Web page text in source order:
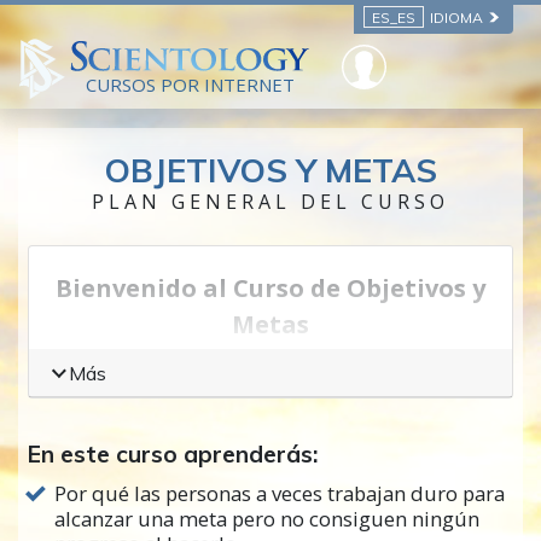
ES_ES IDIOMA
CURSOS POR INTERNET
OBJETIVOS Y METAS
PLAN GENERAL DEL CURSO
Bienvenido al Curso de Objetivos y
Metas
¿Cómo hace una persona que las cosas se
hagan? ¿Cómo hace realidad sus sueños y
de lo que queremos hacer o tener y a
menudo siguen siendo algo en lo que
pensamos. O tal vez tenemos problemas en la
Más
En este curso aprenderás:
Por qué las personas a veces trabajan duro para
alcanzar una meta pero no consiguen ningún